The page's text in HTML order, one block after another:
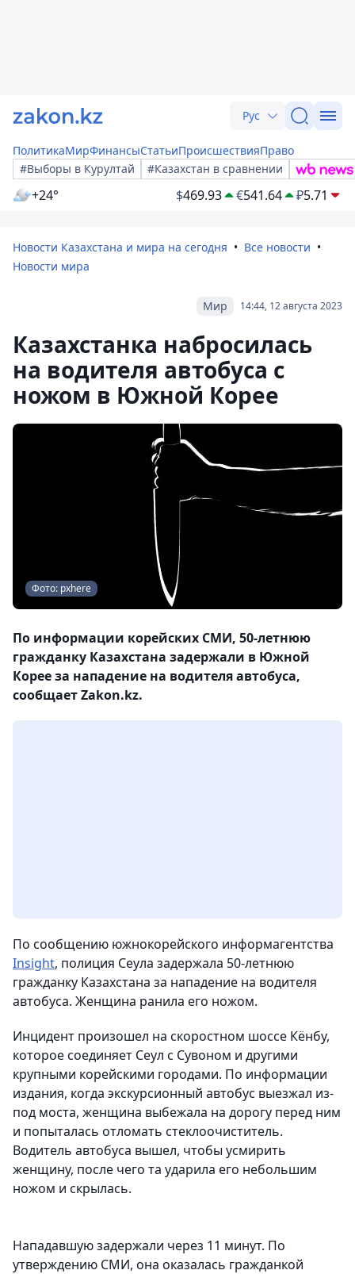
Рус
ПолитикаМирФинансыСтатьиПроисшествияПраво
#Выборы в Курултай
#Казахстан в сравнении
+24° $469.93 €541.64 ₽5.71
Новости Казахстана и мира на сегодня
Все новости
Новости мира
14:44, 12 августа 2023
Мир
Казахстанка набросилась
на водителя автобуса с
ножом в Южной Корее
Фото: pxhere
По информации корейских СМИ, 50-летнюю
гражданку Казахстана задержали в Южной
Корее за нападение на водителя автобуса,
сообщает Zakon.kz.
По сообщению южнокорейского информагентства
Insight, полиция Сеула задержала 50-летнюю
гражданку Казахстана за нападение на водителя
автобуса. Женщина ранила его ножом.
Инцидент произошел на скоростном шоссе Кёнбу,
которое соединяет Сеул с Сувоном и другими
крупными корейскими городами. По информации
издания, когда экскурсионный автобус выезжал из-
под моста, женщина выбежала на дорогу перед ним
и попыталась отломать стеклоочиститель.
Водитель автобуса вышел, чтобы усмирить
женщину, после чего та ударила его небольшим
ножом и скрылась.
Нападавшую задержали через 11 минут. По
утверждению СМИ, она оказалась гражданкой